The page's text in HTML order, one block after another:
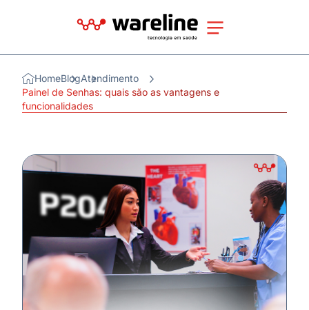
HomeBlogAtendimento
Painel de Senhas: quais são as vantagens e
funcionalidades